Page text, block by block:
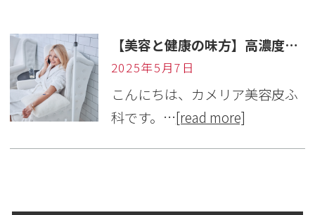
【美容と健康の味方】高濃度ビタミンC点滴の魅力とは？
2025年5月7日
こんにちは、カメリア美容皮ふ
科です。…[read more]